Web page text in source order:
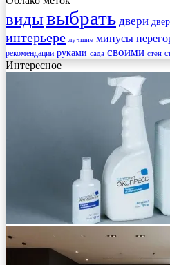
видывыбрать двери
интерьере лучшие минусы
рекомендации руками сада своими стен
Интересное